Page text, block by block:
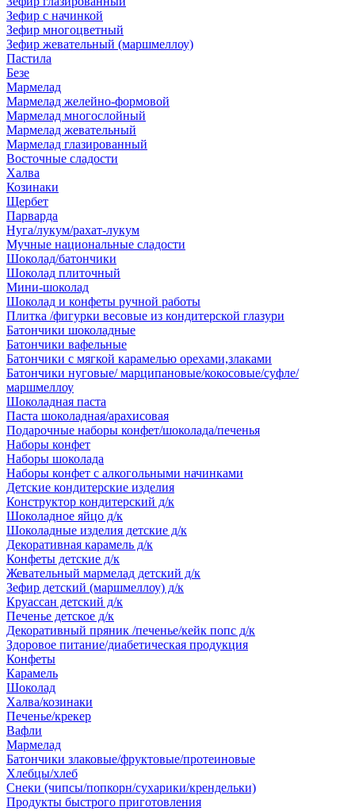
Зефир с начинкой
Зефир многоцветный
Зефир жевательный (маршмеллоу)
Пастила
Безе
Мармелад
Мармелад желейно-формовой
Мармелад многослойный
Мармелад жевательный
Мармелад глазированный
Восточные сладости
Халва
Козинаки
Щербет
Парварда
Нуга/лукум/рахат-лукум
Мучные национальные сладости
Шоколад/батончики
Шоколад плиточный
Мини-шоколад
Шоколад и конфеты ручной работы
Плитка /фигурки весовые из кондитерской глазури
Батончики шоколадные
Батончики вафельные
Батончики с мягкой карамелью орехами,злаками
Батончики нуговые/ марципановые/кокосовые/суфле/
маршмеллоу
Шоколадная паста
Паста шоколадная/арахисовая
Подарочные наборы конфет/шоколада/печенья
Наборы конфет
Наборы шоколада
Наборы конфет с алкогольными начинками
Детские кондитерские изделия
Конструктор кондитерский д/к
Шоколадное яйцо д/к
Шоколадные изделия детские д/к
Декоративная карамель д/к
Конфеты детские д/к
Жевательный мармелад детский д/к
Зефир детский (маршмеллоу) д/к
Круассан детский д/к
Печенье детское д/к
Декоративный пряник /печенье/кейк попс д/к
Здоровое питание/диабетическая продукция
Конфеты
Карамель
Шоколад
Халва/козинаки
Печенье/крекер
Вафли
Мармелад
Батончики злаковые/фруктовые/протеиновые
Хлебцы/хлеб
Снеки (чипсы/попкорн/сухарики/крендельки)
Продукты быстрого приготовления